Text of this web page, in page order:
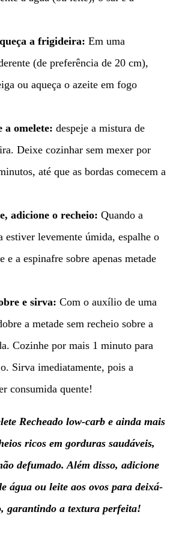
a frigideira: Em uma
(de preferência de 20 cm),
ou aqueça o azeite em fogo
a omelete: despeje a mistura de
Deixe cozinhar sem mexer por
até que as bordas comecem a
adicione o recheio: Quando a
estiver levemente úmida, espalhe o
e a espinafre sobre apenas metade
e sirva: Com o auxílio de uma
a metade sem recheio sobre a
Cozinhe por mais 1 minuto para
Sirva imediatamente, pois a
consumida quente!
Recheado low-carb e ainda mais
ricos em gorduras saudáveis,
defumado. Além disso, adicione
água ou leite aos ovos para deixá-
garantindo a textura perfeita!